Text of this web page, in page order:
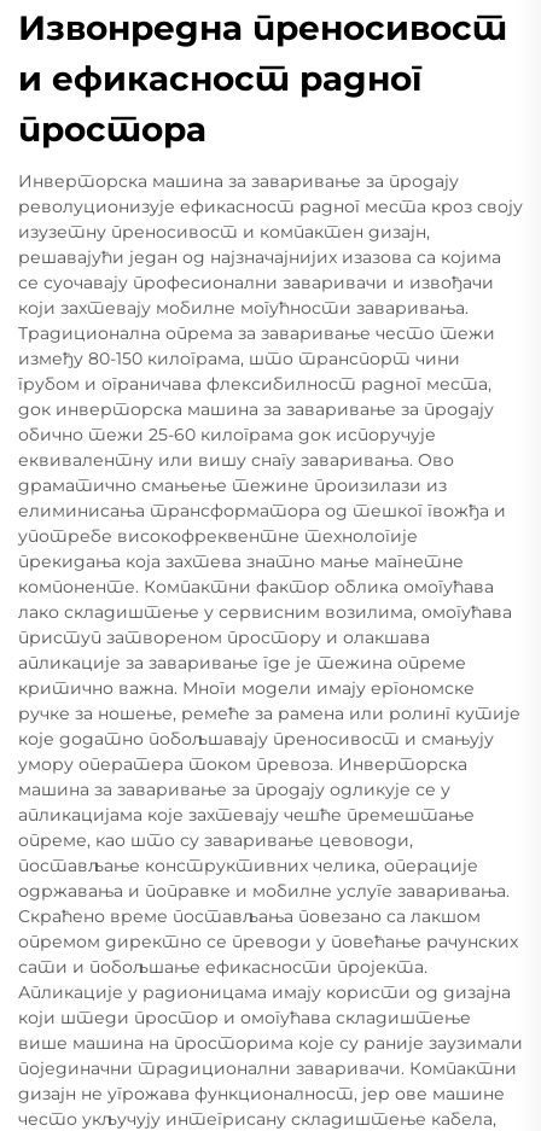
Извонредна преносивост
и ефикасност радног
простора
Инверторска машина за заваривање за продају
револуционизује ефикасност радног места кроз своју
изузетну преносивост и компактен дизајн,
решавајући један од најзначајнијих изазова са којима
се суочавају професионални заваривачи и извођачи
који захтевају мобилне могућности заваривања.
Традиционална опрема за заваривање често тежи
између 80-150 килограма, што транспорт чини
грубом и ограничава флексибилност радног места,
док инверторска машина за заваривање за продају
обично тежи 25-60 килограма док испоручује
еквивалентну или вишу снагу заваривања. Ово
драматично смањење тежине произилази из
елиминисања трансформатора од тешког гвожђа и
употребе високофреквентне технологије
прекидања која захтева знатно мање магнетне
компоненте. Компактни фактор облика омогућава
лако складиштење у сервисним возилима, омогућава
приступ затвореном простору и олакшава
апликације за заваривање где је тежина опреме
критично важна. Многи модели имају ергономске
ручке за ношење, ремеће за рамена или ролинг кутије
које додатно побољшавају преносивост и смањују
умору оператера током превоза. Инверторска
машина за заваривање за продају одликује се у
апликацијама које захтевају чешће премештање
опреме, као што су заваривање цевоводи,
постављање конструктивних челика, операције
одржавања и поправке и мобилне услуге заваривања.
Скраћено време постављања повезано са лакшом
опремом директно се преводи у повећање рачунских
сати и побољшање ефикасности пројекта.
Апликације у радионицама имају користи од дизајна
који штеди простор и омогућава складиштење
више машина на просторима које су раније заузимали
појединачни традиционални заваривачи. Компактни
дизајн не угрожава функционалност, јер ове машине
често укључују интегрисану складиштење кабела,